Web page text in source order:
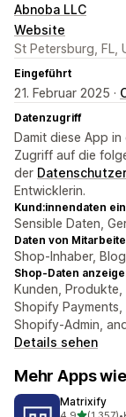
Abnoba LLC
Website
St Petersburg, FL,
Eingeführt
21. Februar 2025 ·
Datenzugriff
Damit diese App
Zugriff auf die
der
Entwicklerin.
Kund:innendaten
Sensible Daten,
Daten von
Shop-Inhaber,
Shop-Daten
Kunden,
Shopify
Shopify-Admin,
Details sehen
Mehr Apps
Matrixify